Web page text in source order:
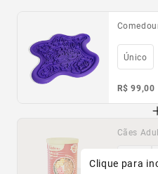
Único
R$ 99,00
Cães
Cães
Clique para